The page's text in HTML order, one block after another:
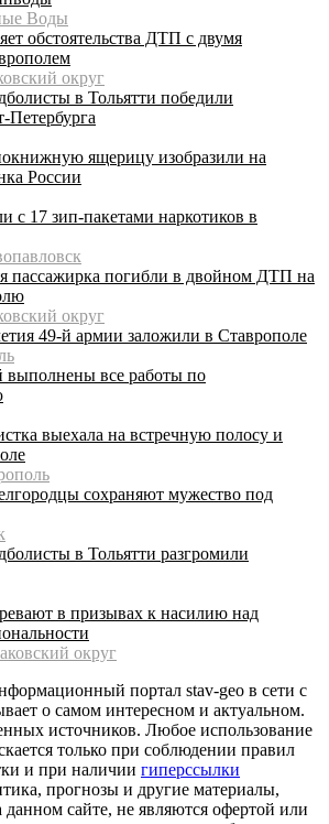
Воды
обстоятельства ДТП с двумя
округ
в Тольятти победили
Петербурга
ящерицу изобразили на
России
с 17 зип-пакетами наркотиков в
пассажирка погибли в двойном ДТП на
округ
49-й армии заложили в Ставрополе
выполнены все работы по
выехала на встречную полосу и
сохраняют мужество под
в Тольятти разгромили
в призывах к насилию над
округ
портал stav-geo в сети с
о самом интересном и актуальном.
источников. Любое использование
только при соблюдении правил
и при наличии гиперссылки
прогнозы и другие материалы,
данном сайте, не являются офертой или